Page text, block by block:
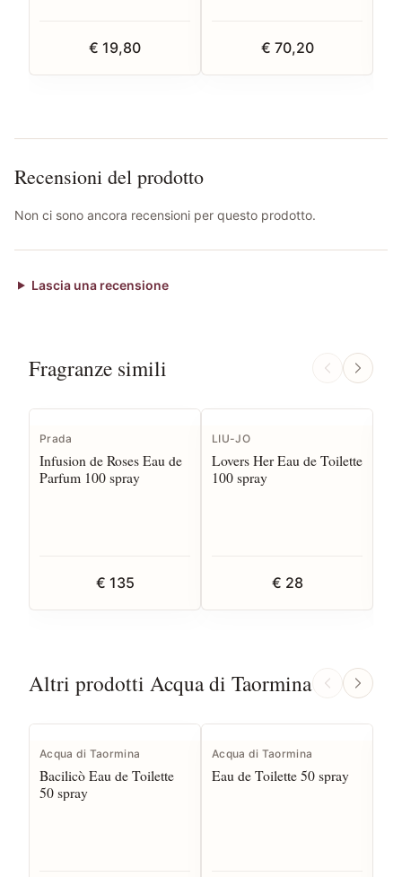
€ 19,80 € 70,20
Recensioni del prodotto
Non ci sono ancora recensioni per questo prodotto.
Lascia una recensione
Fragranze simili
Prada
Infusion de Roses Eau de
Parfum 100 spray
€ 135
LIU-JO
Lovers Her Eau de Toilette
100 spray
€ 28
Altri prodotti Acqua di Taormina
Acqua di Taormina
Bacilicò Eau de Toilette
50 spray
Acqua di Taormina
Eau de Toilette 50 spray